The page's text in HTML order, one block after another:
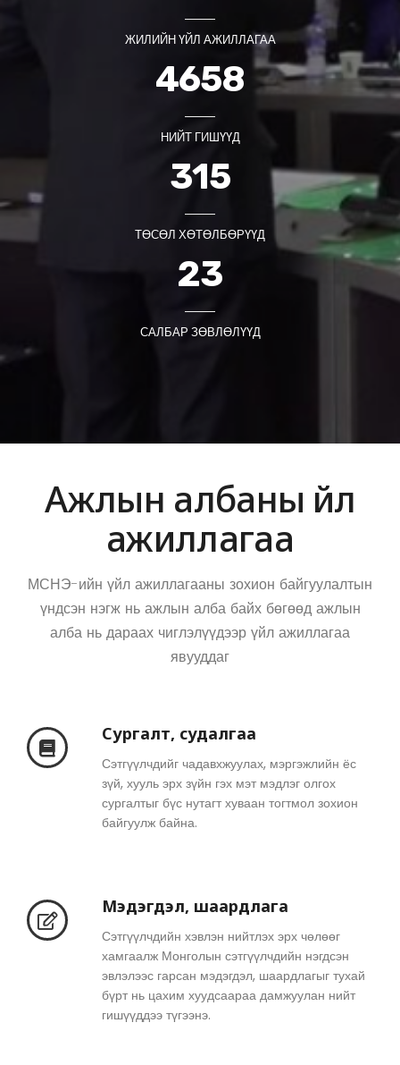
ЖИЛИЙН ҮЙЛ АЖИЛЛАГАА
4658
НИЙТ ГИШҮҮД
315
ТӨСӨЛ ХӨТӨЛБӨРҮҮД
23
САЛБАР ЗӨВЛӨЛҮҮД
Ажлын албаны үйл
ажиллагаа
МСНЭ-ийн үйл ажиллагааны зохион байгуулалтын
үндсэн нэгж нь ажлын алба байх бөгөөд ажлын
алба нь дараах чиглэлүүдээр үйл ажиллагаа
явууддаг
Сургалт, судалгаа
Сэтгүүлчдийг чадавхжуулах, мэргэжлийн ёс
зүй, хууль эрх зүйн гэх мэт мэдлэг олгох
сургалтыг бүс нутагт хуваан тогтмол зохион
байгуулж байна.
Мэдэгдэл, шаардлага
Сэтгүүлчдийн хэвлэн нийтлэх эрх чөлөөг
хамгаалж Монголын сэтгүүлчдийн нэгдсэн
эвлэлээс гарсан мэдэгдэл, шаардлагыг тухай
бүрт нь цахим хуудсаараа дамжуулан нийт
гишүүддээ түгээнэ.